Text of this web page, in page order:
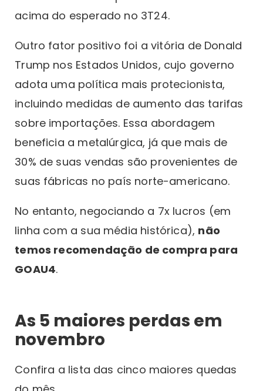
acima do esperado no 3T24.
Outro fator positivo foi a vitória de Donald
Trump nos Estados Unidos, cujo governo
adota uma política mais protecionista,
incluindo medidas de aumento das tarifas
sobre importações. Essa abordagem
beneficia a metalúrgica, já que mais de
30% de suas vendas são provenientes de
suas fábricas no país norte-americano.
No entanto, negociando a 7x lucros (em
linha com a sua média histórica), não
temos recomendação de compra para
GOAU4.
As 5 maiores perdas em
novembro
Confira a lista das cinco maiores quedas